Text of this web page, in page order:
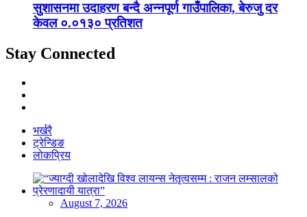
सुशासनमा उदाहरण बन्दै अन्नपूर्ण गाउँपालिका, बेरुजु दर
केवल ०.०१३० प्रतिशत
Stay Connected
भर्खरै
ट्रेन्डिङ
लोकप्रिय
August 7, 2026